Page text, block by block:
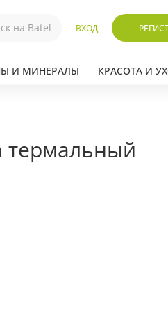
ВХОД
И МИНЕРАЛЫ КРАСОТА И
термальный